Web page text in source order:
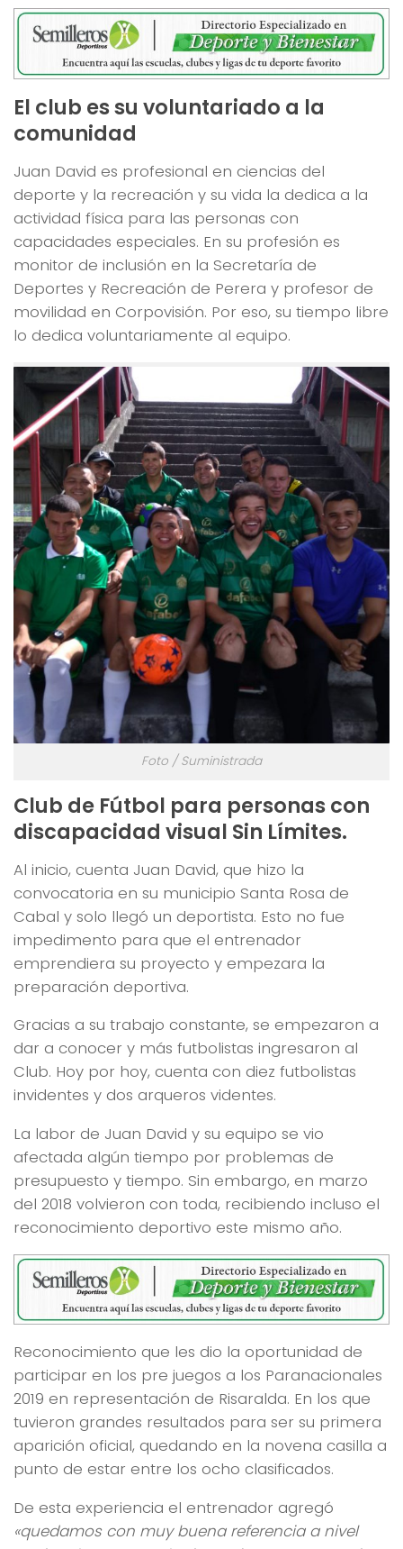
El club es su voluntariado a la
comunidad
Juan David es profesional en ciencias del
deporte y la recreación y su vida la dedica a la
actividad física para las personas con
capacidades especiales. En su profesión es
monitor de inclusión en la Secretaría de
Deportes y Recreación de Perera y profesor de
movilidad en Corpovisión. Por eso, su tiempo libre
lo dedica voluntariamente al equipo.
Foto / Suministrada
Club de Fútbol para personas con
discapacidad visual Sin Límites.
Al inicio, cuenta Juan David, que hizo la
convocatoria en su municipio Santa Rosa de
Cabal y solo llegó un deportista. Esto no fue
impedimento para que el entrenador
emprendiera su proyecto y empezara la
preparación deportiva.
Gracias a su trabajo constante, se empezaron a
dar a conocer y más futbolistas ingresaron al
Club. Hoy por hoy, cuenta con diez futbolistas
invidentes y dos arqueros videntes.
La labor de Juan David y su equipo se vio
afectada algún tiempo por problemas de
presupuesto y tiempo. Sin embargo, en marzo
del 2018 volvieron con toda, recibiendo incluso el
reconocimiento deportivo este mismo año.
Reconocimiento que les dio la oportunidad de
participar en los pre juegos a los Paranacionales
2019 en representación de Risaralda. En los que
tuvieron grandes resultados para ser su primera
aparición oficial, quedando en la novena casilla a
punto de estar entre los ocho clasificados.
De esta experiencia el entrenador agregó
«quedamos con muy buena referencia a nivel